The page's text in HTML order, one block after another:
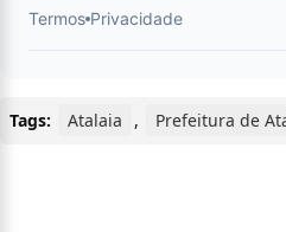
Tags: Atalaia , Prefeitura de